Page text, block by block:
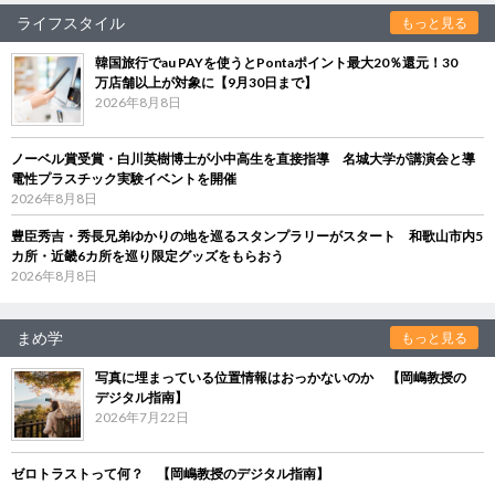
ライフスタイル もっと見る
韓国旅行でau PAYを使うとPontaポイント最大20％還元！30
万店舗以上が対象に【9月30日まで】
2026年8月8日
ノーベル賞受賞・白川英樹博士が小中高生を直接指導 名城大学が講演会と導
電性プラスチック実験イベントを開催
2026年8月8日
豊臣秀吉・秀長兄弟ゆかりの地を巡るスタンプラリーがスタート 和歌山市内5
カ所・近畿6カ所を巡り限定グッズをもらおう
2026年8月8日
まめ学 もっと見る
写真に埋まっている位置情報はおっかないのか 【岡嶋教授の
デジタル指南】
2026年7月22日
ゼロトラストって何？ 【岡嶋教授のデジタル指南】